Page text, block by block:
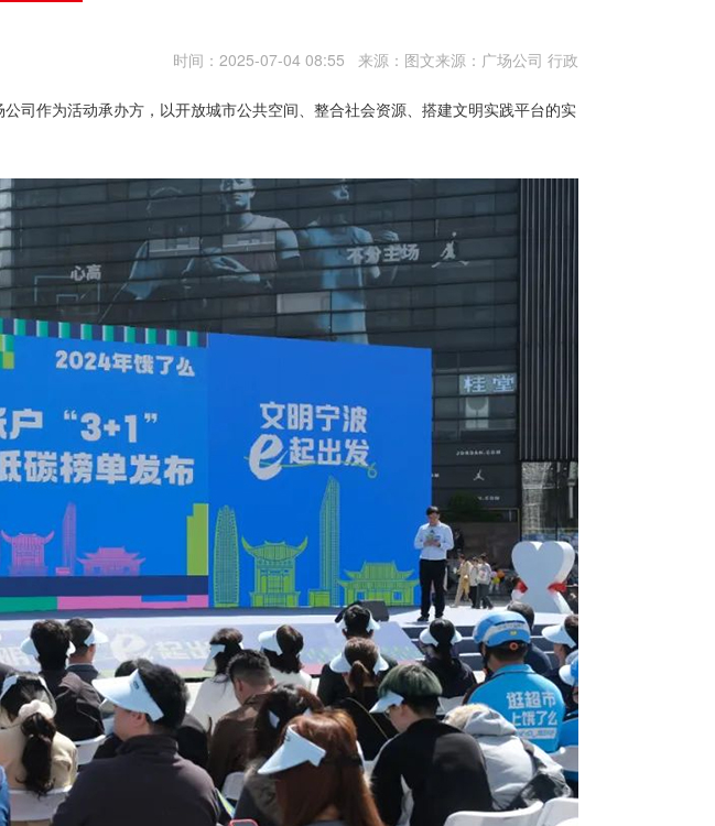
时间：2025-07-04 08:55 来源：图文来源：广场公司 行政
作为活动承办方，以开放城市公共空间、整合社会资源、搭建文明实践平台的实